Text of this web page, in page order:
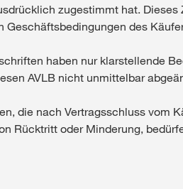
zugestimmt hat.
des
haben nur klarstellende
AVLB nicht unmittelbar
die nach Vertragsschluss vom
Rücktritt oder Minderung,